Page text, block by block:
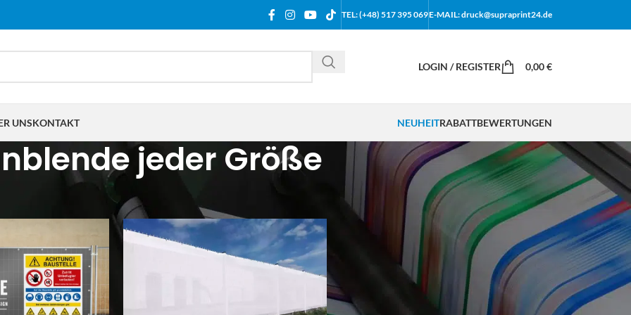
TEL: (+48) 517 395 069E-MAIL: druck@supraprint24.de
LOGIN / REGISTER 0,00€
UNSKONTAKT NEUHEITRABATTBEWERTUNGEN
jeder Größe
mit „Zaunblende jeder Größe“